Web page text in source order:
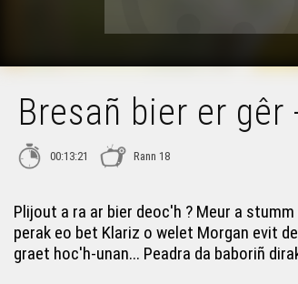
Bresañ bier er gêr
00:13:21 Rann 18
Plijout a ra ar bier deoc'h ? Meur a
perak eo bet Klariz o welet Morgan evit
graet hoc'h-unan... Peadra da baboriñ